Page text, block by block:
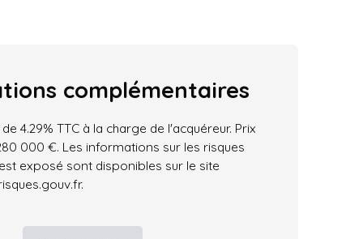
complémentaires
4.29% TTC à la charge de l'acquéreur. Prix
000 €. Les informations sur les risques
exposé sont disponibles sur le site